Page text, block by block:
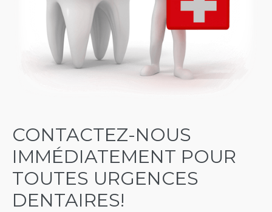
CONTACTEZ-NOUS
IMMÉDIATEMENT POUR
TOUTES URGENCES
DENTAIRES!